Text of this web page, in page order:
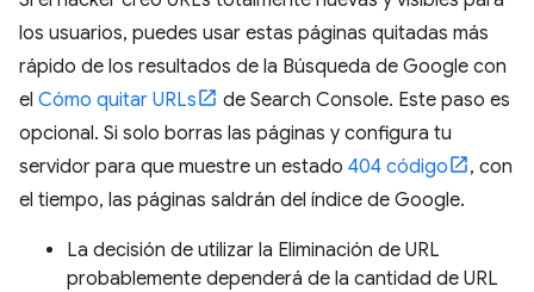
los usuarios, puedes usar estas páginas quitadas más
rápido de los resultados de la Búsqueda de Google con
el Cómo quitar URLs
de Search Console. Este paso es
opcional. Si solo borras las páginas y configura tu
servidor para que muestre un estado 404 código
, con
el tiempo, las páginas saldrán del índice de Google.
La decisión de utilizar la Eliminación de URL
probablemente dependerá de la cantidad de URL